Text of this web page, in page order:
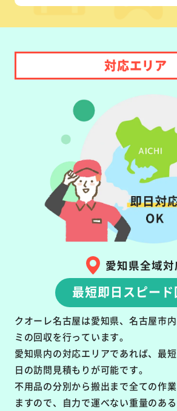
対応エリア
愛知県全域対
最短即日スピー
クオーレ名古屋は愛知県、名古屋市
ミの回収を行っています。
愛知県内の対応エリアであれば、最
日の訪問見積もりが可能です。
不用品の分別から搬出まで全ての作
ますので、自力で運べない重量のあ